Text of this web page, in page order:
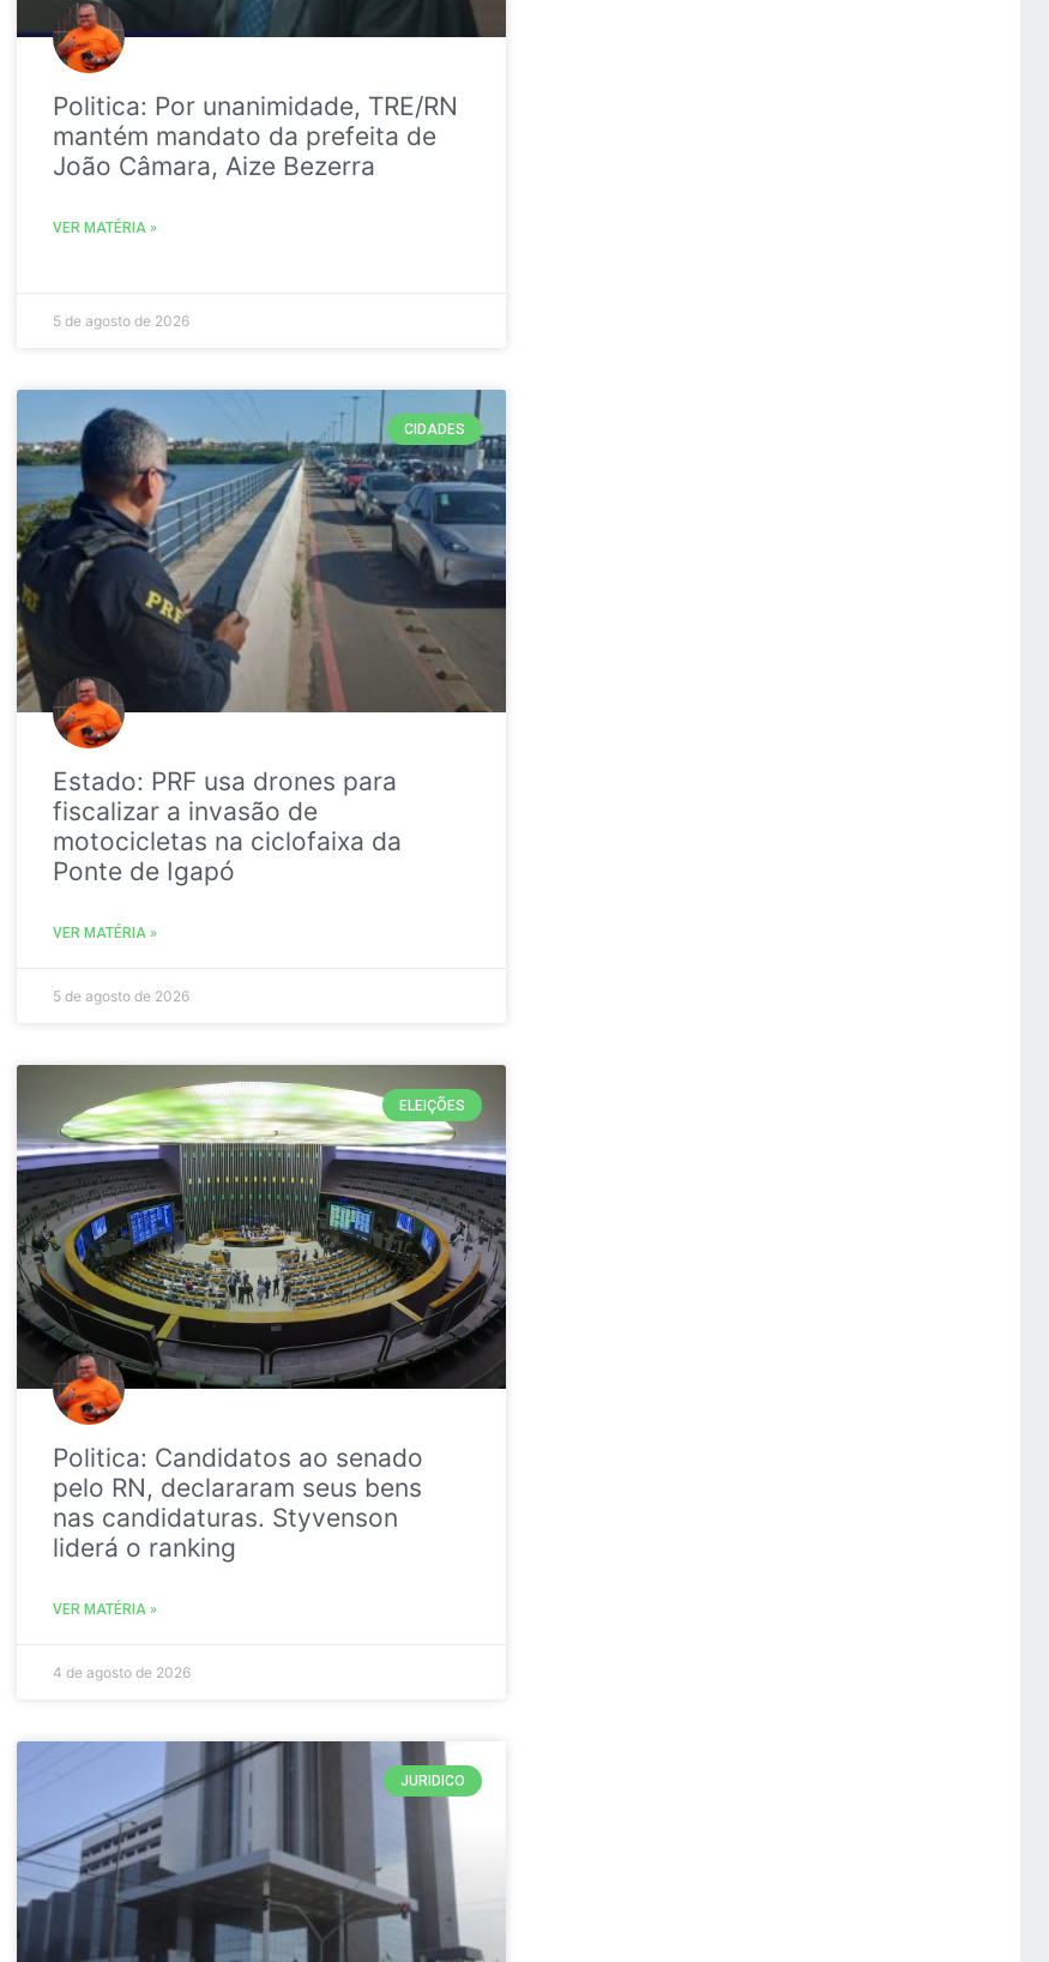
Politica: Por unanimidade, TRE/RN
mantém mandato da prefeita de
João Câmara, Aize Bezerra
VER MATÉRIA »
5 de agosto de 2026
CIDADES
Estado: PRF usa drones para
fiscalizar a invasão de
motocicletas na ciclofaixa da
Ponte de Igapó
VER MATÉRIA »
5 de agosto de 2026
ELEIÇÕES
Politica: Candidatos ao senado
pelo RN, declararam seus bens
nas candidaturas. Styvenson
liderá o ranking
VER MATÉRIA »
4 de agosto de 2026
JURIDICO